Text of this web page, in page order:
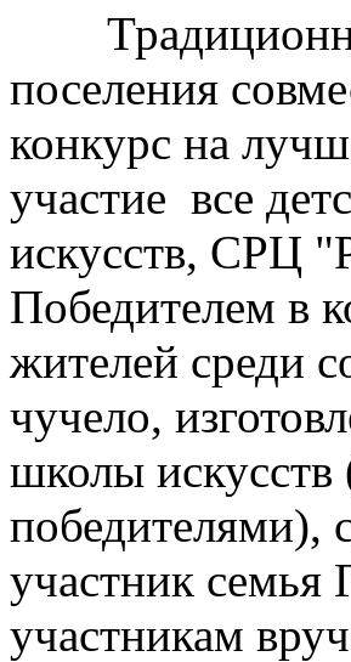
Традиционно
поселения
конкурс на
участие все
искусств, СРЦ
Победителем в
жителей среди
чучело,
школы
победителями),
участник семья
участникам